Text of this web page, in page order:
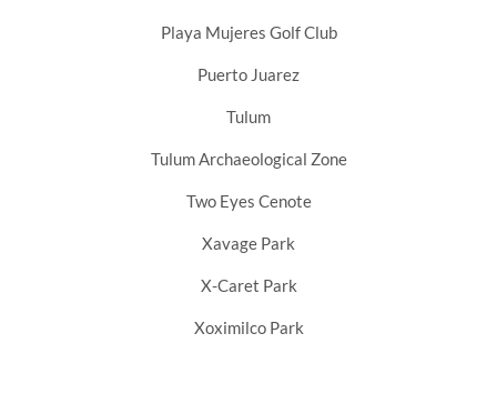
Playa Mujeres Golf Club
Puerto Juarez
Tulum
Tulum Archaeological Zone
Two Eyes Cenote
Xavage Park
X-Caret Park
Xoximilco Park